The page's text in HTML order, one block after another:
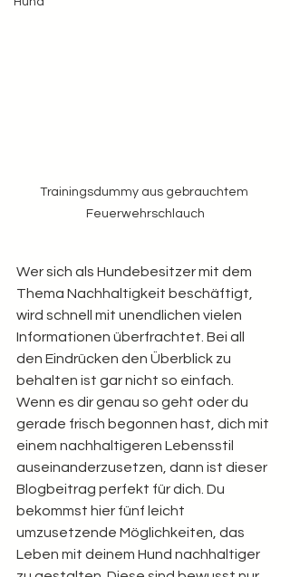
Trainingsdummy aus gebrauchtem
Feuerwehrschlauch
Wer sich als Hundebesitzer mit dem
Thema Nachhaltigkeit beschäftigt,
wird schnell mit unendlichen vielen
Informationen überfrachtet. Bei all
den Eindrücken den Überblick zu
behalten ist gar nicht so einfach.
Wenn es dir genau so geht oder du
gerade frisch begonnen hast, dich mit
einem nachhaltigeren Lebensstil
auseinanderzusetzen, dann ist dieser
Blogbeitrag perfekt für dich. Du
bekommst hier fünf leicht
umzusetzende Möglichkeiten, das
Leben mit deinem Hund nachhaltiger